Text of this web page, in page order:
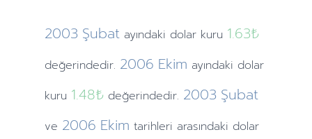
2003 Şubat ayındaki dolar kuru 1.63₺
değerindedir. 2006 Ekim ayındaki dolar
kuru 1.48₺değerindedir. 2003 Şubat
ve 2006 Ekim tarihleri arasındaki dolar